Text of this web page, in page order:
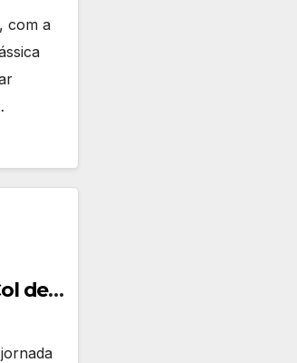
com a
de